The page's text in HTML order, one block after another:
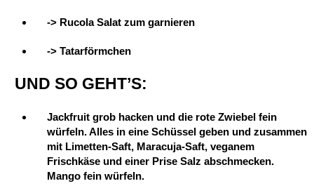
-> Rucola Salat zum garnieren
-> Tatarförmchen
UND SO GEHT’S:
Jackfruit grob hacken und die rote Zwiebel fein
würfeln. Alles in eine Schüssel geben und zusammen
mit Limetten-Saft, Maracuja-Saft, veganem
Frischkäse und einer Prise Salz abschmecken.
Mango fein würfeln.